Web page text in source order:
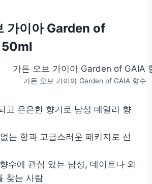
가이아 Garden of
50ml
가든 오브 가이아 Garden of GAIA 향수
고 은은한 향기로 남성 데일리 향
는 향과 고급스러운 패키지로 선
향수에 관심 있는 남성, 데이트나 외
찾는 사람